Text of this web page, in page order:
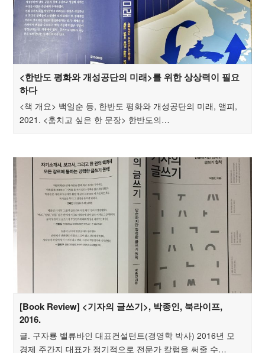
<한반도 평화와 개성공단의 미래>를 위한 상상력이 필요
하다
<책 개요> 백일순 등, 한반도 평화와 개성공단의 미래, 앨피,
2021. <훔치고 싶은 한 문장> 한반도의…
[Book Review] <기자의 글쓰기>, 박종인, 북라이프,
2016.
글. 구자룡 밸류바인 대표컨설턴트(경영학 박사) 2016년 모
경제 주간지 대표가 정기적으로 전문가 칼럼을 써줄 수…